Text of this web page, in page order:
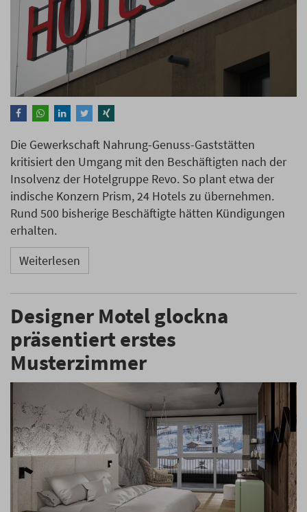
Die Gewerkschaft Nahrung-Genuss-Gaststätten
kritisiert den Umgang mit den Beschäftigten nach der
Insolvenz der Hotelgruppe Revo. So plant etwa der
indische Konzern Prism, 24 Hotels zu übernehmen.
Rund 500 bisherige Beschäftigte hätten Kündigungen
erhalten.
Weiterlesen
Designer Motel glockna
präsentiert erstes
Musterzimmer